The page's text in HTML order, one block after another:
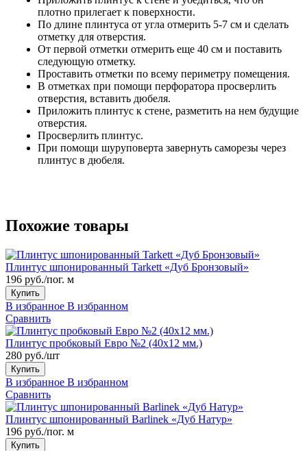
плотно прилегает к поверхности.
По длине плинтуса от угла отмерить 5-7 см и сделать
отметку для отверстия.
От первой отметки отмерить еще 40 см и поставить
следующую отметку.
Проставить отметки по всему периметру помещения.
В отметках при помощи перфоратора просверлить
отверстия, вставить дюбеля.
Приложить плинтус к стене, разметить на нем будущие
отверстия.
Просверлить плинтус.
При помощи шуруповерта завернуть саморезы через
плинтус в дюбеля.
Похожие товары
Плинтус шпонированный Tarkett «Дуб Бронзовый»
196 руб./пог. м
Купить
В избранное В избранном
Сравнить
Плинтус пробковый Евро №2 (40x12 мм.)
280 руб./шт
Купить
В избранное В избранном
Сравнить
Плинтус шпонированный Barlinek «Дуб Натур»
196 руб./пог. м
Купить